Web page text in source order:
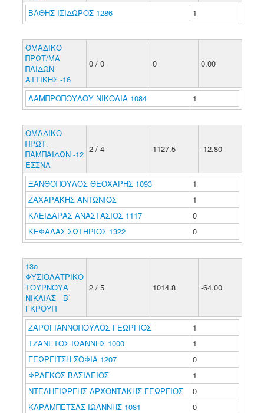
ΒΑΘΗΣ ΙΣΙΔΩΡΟΣ 1286 1
ΟΜΑΔΙΚΟ
ΠΡΩΤ/ΜΑ
ΠΑΙΔΩΝ
ΑΤΤΙΚΗΣ -16
0 / 0 0 0.00
ΛΑΜΠΡΟΠΟΥΛΟΥ ΝΙΚΟΛΙΑ 1084 1
ΟΜΑΔΙΚΟ
ΠΡΩΤ.
ΠΑΜΠΑΙΔΩΝ -12
ΕΣΣΝΑ
2 / 4 1127.5 -12.80
ΞΑΝΘΟΠΟΥΛΟΣ ΘΕΟΧΑΡΗΣ 1093
1
ΖΑΧΑΡΑΚΗΣ ΑΝΤΩΝΙΟΣ
1
ΚΛΕΙΔΑΡΑΣ ΑΝΑΣΤΑΣΙΟΣ 1117
0
ΚΕΦΑΛΑΣ ΣΩΤΗΡΙΟΣ 1322
0
13ο
ΦΥΣΙΟΛΑΤΡΙΚΟ
ΤΟΥΡΝΟΥΑ
ΝΙΚΑΙΑΣ - Β΄
ΓΚΡΟΥΠ
2 / 5 1014.8 -64.00
ΖΑΡΟΓΙΑΝΝΟΠΟΥΛΟΣ ΓΕΩΡΓΙΟΣ
1
ΤΖΑΝΕΤΟΣ ΙΩΑΝΝΗΣ 1000
1
ΓΕΩΡΓΙΤΣΗ ΣΟΦΙΑ 1207
0
ΦΡΑΓΚΟΣ ΒΑΣΙΛΕΙΟΣ
1
ΝΤΕΛΗΓΙΩΡΓΗΣ ΑΡΧΟΝΤΑΚΗΣ ΓΕΩΡΓΙΟΣ
0
ΚΑΡΑΜΠΕΤΣΑΣ ΙΩΑΝΝΗΣ 1081
0